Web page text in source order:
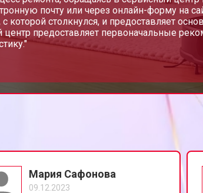
почту или через онлайн-форму на
которой столкнулся, и предоставляет
предоставляет первоначальные
Мария Сафонова
09.12.2023